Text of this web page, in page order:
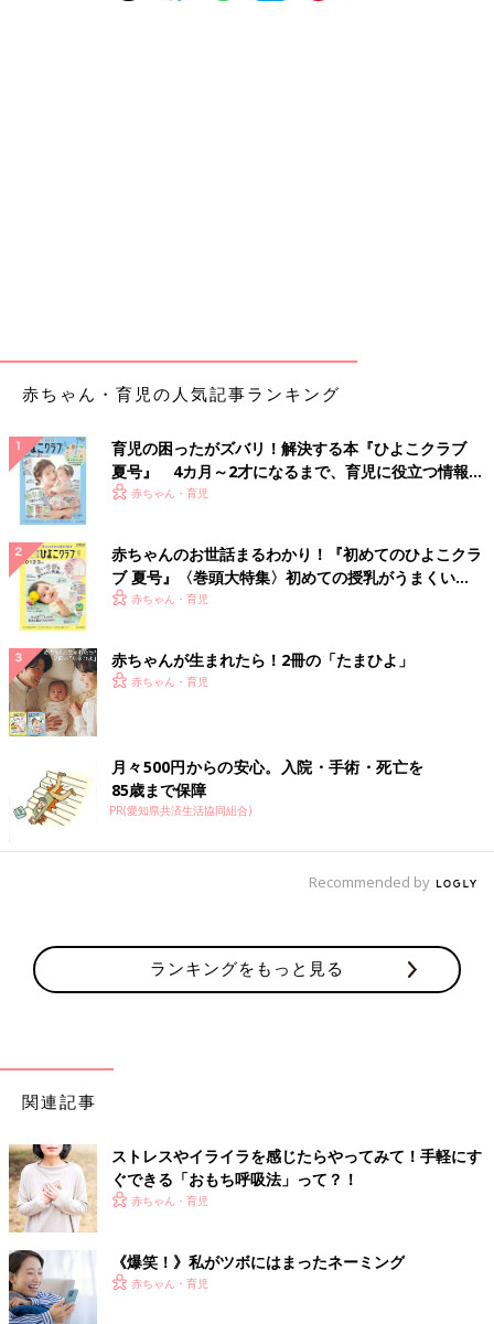
左側の背中、肩、頭に不快症状があるときは、スト
レスがたまっているかも
子育て中のママは1日中忙しくしているので、自分の心と体から
のサインに気づきにくいことがあるといいます。影森先生が考案
した「ストレス度チェック」で体と心の状態をチェックしてみま
しょう。複数にチェックがついた人は、ストレスがたまっている
可能性が高いそうです。
【ストレス度チェック】
●身体面
□寝つきが悪く、朝の寝覚めが悪い
□なかなか疲れが取れず、常にだるい
□頭が重く、スッキリしない
□食欲が落ちている、または、食事がおいしいと感じられない
□フワーッとしためまいがすることがある
□下痢や便秘をよくする
●精神面
□ささいなことで激しく落ち込みくよくよする
□ちょっとしたことで涙が出る
□無気力でやる気が起こらない
□集中力が続かない
――上のストレスチェックは、心理学（精神医学）的側面からみ
たものですね。東洋医学では、ストレスが原因の不調についてど
影森 東洋医学では、体は「気」「血」「水」の3つの要素で構
成されていて、「気」が体と心のバランスをコントロールしてい
ると考えます。ストレスは「気」のめぐりを悪くし、ストレスに
「気」が上半身に滞るため、左側の肩甲骨周辺、肩、頭に痛みや
だるさなどを感じることがあります。思い当たる方は、ストレス
がたまっていると考えてください。
赤ちゃん・育児の人気記事ランキング
育児の困ったがズバリ！解決する本『ひよこクラブ
夏号』 4カ月～2才になるまで、育児に役立つ情報が
いっぱい！
赤ちゃん・育児
赤ちゃんのお世話まるわかり！『初めてのひよこクラ
ブ 夏号』〈巻頭大特集〉初めての授乳がうまくい
く！ おっぱい・ミルクの基本と夏のトラブル 解決テ
赤ちゃん・育児
赤ちゃんが生まれたら！2冊の「たまひよ」
赤ちゃん・育児
月々500円からの安心。入院・手術・死亡を
85歳まで保障
PR(愛知県共済生活協同組合)
Recommended by
ランキングをもっと見る
関連記事
ストレスやイライラを感じたらやってみて！手軽にす
ぐできる「おもち呼吸法」って？！
赤ちゃん・育児
《爆笑！》私がツボにはまったネーミング
赤ちゃん・育児